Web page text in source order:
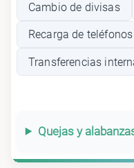
Cambio de divisas
Recarga de
Transferencias
Quejas y